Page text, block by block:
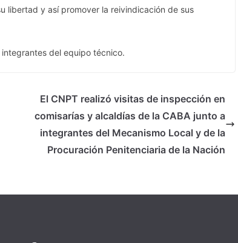
libertad y así promover la reivindicación de sus
del equipo técnico.
El CNPT realizó visitas de inspección en
comisarías y alcaldías de la CABA junto a
integrantes del Mecanismo Local y de la
Procuración Penitenciaria de la Nación